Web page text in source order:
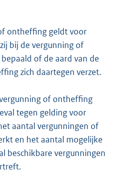
ontheffing geldt voor
bij de vergunning of
of de aard van de
zich daartegen verzet.
of ontheffing
tegen gelding voor
aantal vergunningen of
en het aantal mogelijke
beschikbare vergunningen